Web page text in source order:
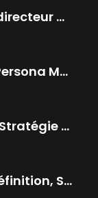
Combien gagne un directeur marketing ?
Comment Créer un Persona Marketing Efficace
Comment Faire une Stratégie Marketing Efficace
Marketing Digital : Définition, Stratégies, et